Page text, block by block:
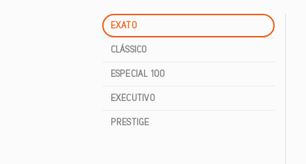
EXATO
CLÁSSICO
ESPECIAL 100
EXECUTIVO
PRESTIGE